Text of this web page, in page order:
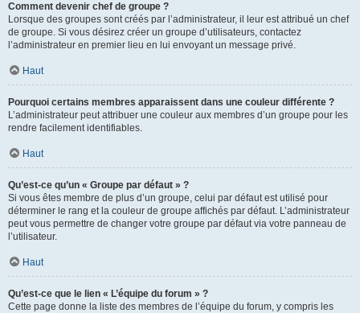
Comment devenir chef de groupe ?
Lorsque des groupes sont créés par l’administrateur, il leur est attribué un chef
de groupe. Si vous désirez créer un groupe d’utilisateurs, contactez
l’administrateur en premier lieu en lui envoyant un message privé.
Haut
Pourquoi certains membres apparaissent dans une couleur différente ?
L’administrateur peut attribuer une couleur aux membres d’un groupe pour les
rendre facilement identifiables.
Haut
Qu’est-ce qu’un « Groupe par défaut » ?
Si vous êtes membre de plus d’un groupe, celui par défaut est utilisé pour
déterminer le rang et la couleur de groupe affichés par défaut. L’administrateur
peut vous permettre de changer votre groupe par défaut via votre panneau de
l’utilisateur.
Haut
Qu’est-ce que le lien « L’équipe du forum » ?
Cette page donne la liste des membres de l’équipe du forum, y compris les